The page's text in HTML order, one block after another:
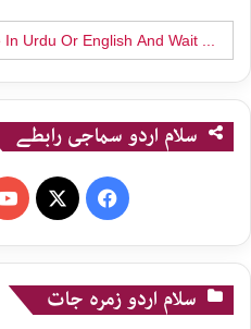
Search
for:
سلام اردو سماجی رابطے
Facebook
سلام اردو زمرہ جات